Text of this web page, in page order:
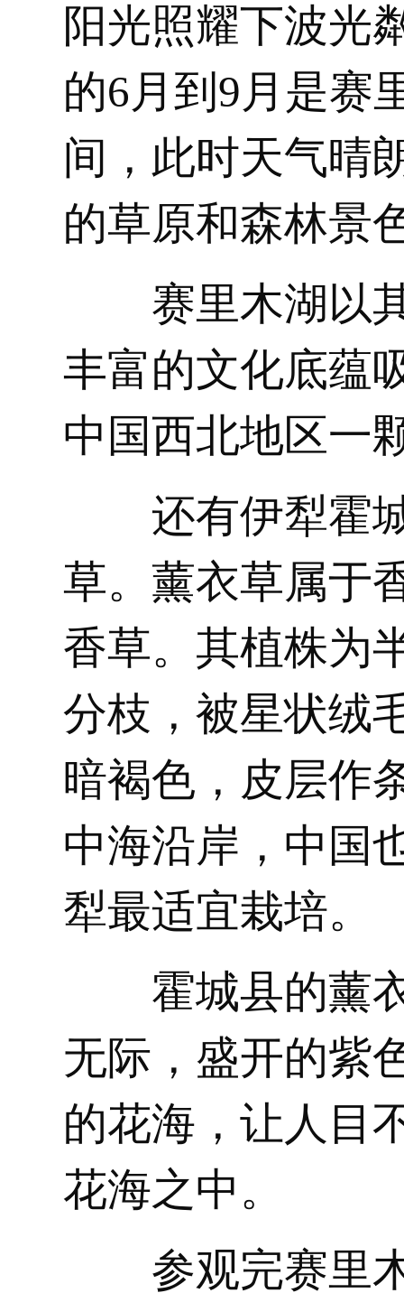
阳光照耀下波光
的6月到9月是赛
间，此时天气晴
的草原和森林景
赛里木湖以
丰富的文化底蕴
中国西北地区一
还有伊犁霍
草。薰衣草属于
香草。其植株为
分枝，被星状绒
暗褐色，皮层作
中海沿岸，中国
犁最适宜栽培。
霍城县的薰
无际，盛开的紫
的花海，让人目
花海之中。
参观完赛里